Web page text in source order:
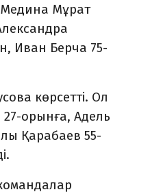
Медина Мұрат
Иван Берча 75-
көрсетті. Ол
орынға, Адель
Қарабаев 55-